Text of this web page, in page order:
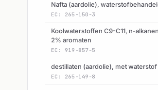
Nafta (aardolie),
EC: 265-150-3
Koolwaterstoffen C9-C11, n-
2% aromaten
EC: 919-857-5
destillaten (aardolie), met
EC: 265-149-8